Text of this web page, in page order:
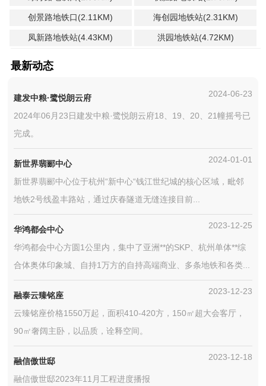
创景路地铁口(2.11KM) 海创园地铁站(2.31KM)
凤新路地铁站(4.43KM) 洪园地铁站(4.72KM)
最新动态
建发中粮·鹭悦朗云府 2024-06-23
2024年06月23日建发中粮·鹭悦朗云府18、19、20、21幢摇号已
完成。
新世界翡郦中心 2024-01-01
新世界翡郦中心位于杭州“新中心“钱江世纪城的核心区域，毗邻
地铁2号线盈丰路站，通过庆春隧道无缝连接目前...
华鸿都会中心 2023-12-25
华鸿都会中心方圆1公里内，集中了亚洲**的SKP、杭州单体**综
合体奥体印象城、自持1万方的自持高端商业、多条地铁和各类...
融泰云臻铭座 2023-12-23
云臻铭座价格1550万起，面积410-420方，150㎡超大会客厅，
90㎡奢阔主卧，以品质，诠释空间。
融信傲世邸 2023-12-18
融信傲世邸2023年11月工程进度播报